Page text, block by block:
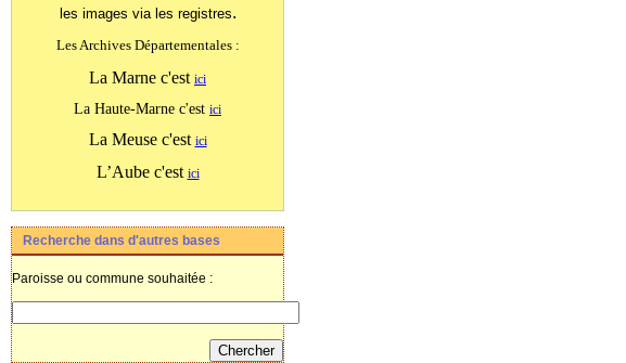
les images via les registres.
Les Archives Départementales :
La Marne c'est ici
La Haute-Marne c'est ici
La Meuse c'est ici
L’Aube c'est ici
Recherche dans d'autres bases
Paroisse ou commune souhaitée :